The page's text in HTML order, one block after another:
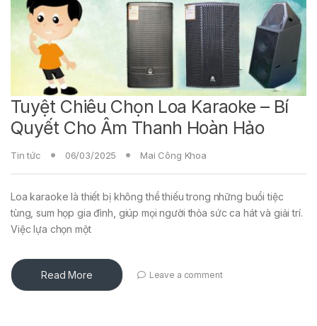
Tuyệt Chiêu Chọn Loa Karaoke – Bí
Quyết Cho Âm Thanh Hoàn Hảo
Tin tức 06/03/2025 Mai Công Khoa
Loa karaoke là thiết bị không thể thiếu trong những buổi tiệc
tùng, sum họp gia đình, giúp mọi người thỏa sức ca hát và giải trí.
Việc lựa chọn một
Read More Leave a comment